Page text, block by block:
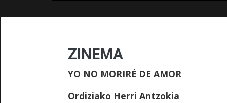
ZINEMA
YO NO MORIRÉ DE AMOR
Ordiziako Herri Antzokia